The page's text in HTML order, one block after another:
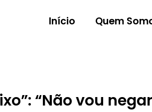
Início Quem
“Não vou